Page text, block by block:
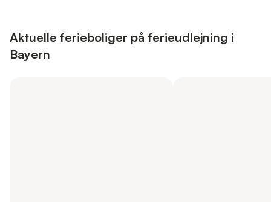
Aktuelle ferieboliger på ferieudlejning i
Bayern